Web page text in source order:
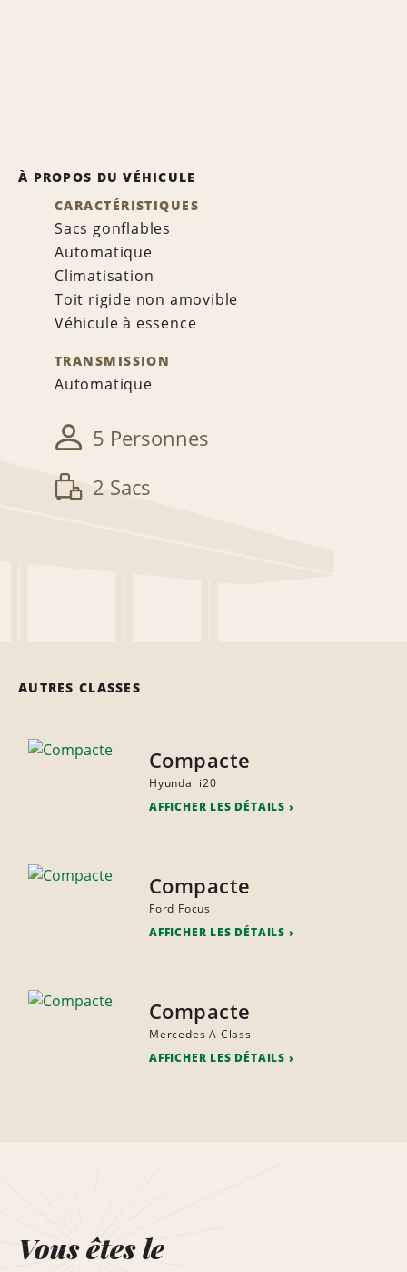
À PROPOS DU VÉHICULE
CARACTÉRISTIQUES
Sacs gonflables
Automatique
Climatisation
Toit rigide non amovible
Véhicule à essence
TRANSMISSION
Automatique
5 Personnes
2 Sacs
AUTRES CLASSES
Compacte
Hyundai i20
AFFICHER LES DÉTAILS
Compacte
Ford Focus
AFFICHER LES DÉTAILS
Compacte
Mercedes A Class
AFFICHER LES DÉTAILS
Vous êtes le